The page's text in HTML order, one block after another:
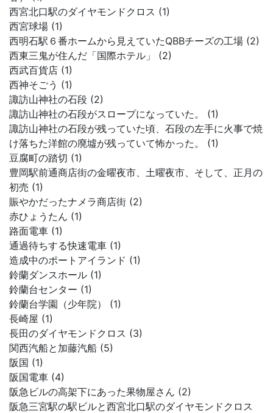
西宮北口駅のダイヤモンドクロス (1)
西宮球場 (1)
西明石駅６番ホームから見えていたQBBチーズの工場 (2)
西東三鬼が住んだ「国際ホテル」 (2)
西武百貨店 (1)
西神そごう (1)
諏訪山神社の石段 (2)
諏訪山神社の石段がスロープになっていた。 (1)
諏訪山神社の石段が残っていた頃、石段の左手に火事で焼
け落ちた洋館の廃墟が残っていて怖かった。 (1)
豆腐町の踏切 (1)
豊岡駅前通商店街の金曜夜市、土曜夜市、そして、正月の
初売 (1)
賑やかだったナメラ商店街 (2)
赤ひょうたん (1)
路面電車 (1)
通過待ちする快速電車 (1)
造成中のポートアイランド (1)
鈴蘭ダンスホール (1)
鈴蘭台センター (1)
鈴蘭台学園（少年院） (1)
長崎屋 (1)
長田のダイヤモンドクロス (3)
関西汽船と加藤汽船 (5)
阪国 (1)
阪国電車 (4)
阪急ビルの高架下にあった果物屋さん (2)
阪急三宮駅の駅ビルと西宮北口駅のダイヤモンドクロス